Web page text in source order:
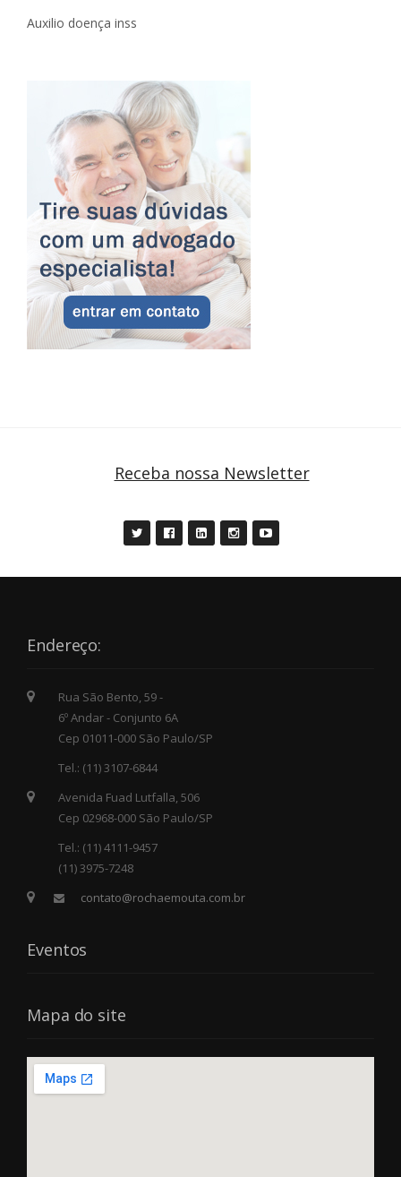
Auxilio doença inss
Receba nossa Newsletter
Endereço:
Rua São Bento, 59 -
6º Andar - Conjunto 6A
Cep 01011-000 São Paulo/SP
Tel.: (11) 3107-6844
Avenida Fuad Lutfalla, 506
Cep 02968-000 São Paulo/SP
Tel.: (11) 4111-9457
(11) 3975-7248
contato@rochaemouta.com.br
Eventos
Mapa do site